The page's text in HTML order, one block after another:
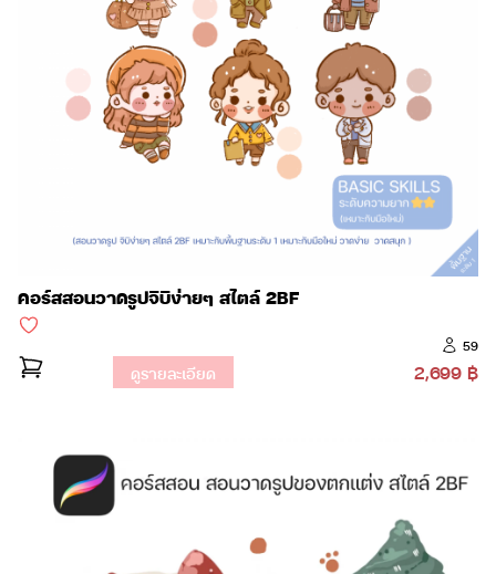
คอร์สสอนวาดรูปจิบิง่ายๆ สไตล์ 2BF
59
ดูรายละเอียด 2,699 ฿